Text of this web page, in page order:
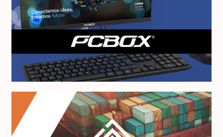
PCBOX Argentina